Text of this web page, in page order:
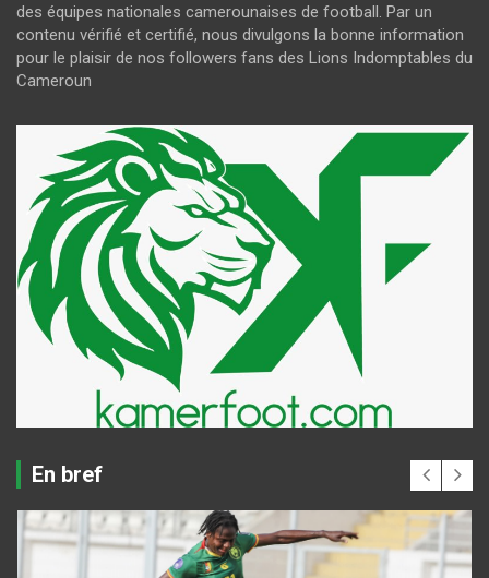
des équipes nationales camerounaises de football. Par un
contenu vérifié et certifié, nous divulgons la bonne information
pour le plaisir de nos followers fans des Lions Indomptables du
Cameroun
En bref